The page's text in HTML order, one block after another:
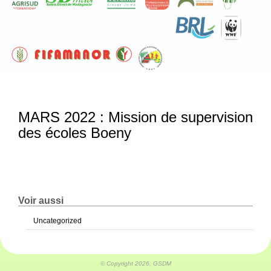
MARS 2022 : Mission de supervision
des écoles Boeny
Voir aussi
Uncategorized
© Copyright 2026, GSDM